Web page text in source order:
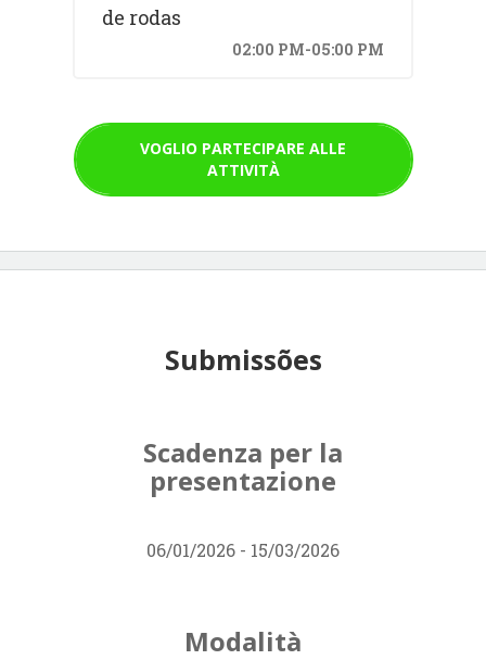
de rodas
02:00 PM-05:00 PM
VOGLIO PARTECIPARE ALLE
ATTIVITÀ
Submissões
Scadenza per la
presentazione
06/01/2026 - 15/03/2026
Modalità